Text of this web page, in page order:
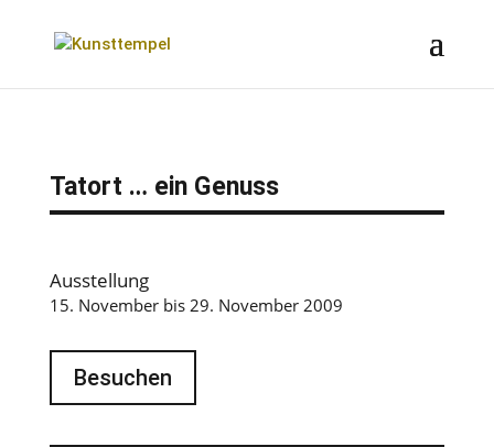
Tatort … ein Genuss
Ausstellung
15. November bis 29. November 2009
Besuchen